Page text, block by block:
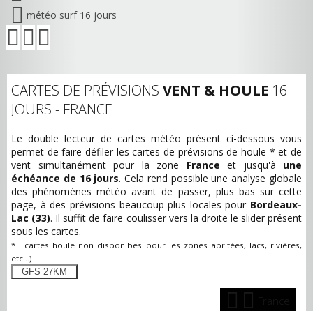
météo surf 16 jours
CARTES DE PRÉVISIONS VENT & HOULE 16
JOURS - FRANCE
Le double lecteur de cartes météo présent ci-dessous vous
permet de faire défiler les cartes de prévisions de houle * et de
vent simultanément pour la zone France et jusqu'à une
échéance de 16 jours. Cela rend possible une analyse globale
des phénomènes météo avant de passer, plus bas sur cette
page, à des prévisions beaucoup plus locales pour Bordeaux-
Lac (33). Il suffit de faire coulisser vers la droite le slider présent
sous les cartes.
* : cartes houle non disponibes pour les zones abritées, lacs, rivières,
etc...)
GFS 27KM